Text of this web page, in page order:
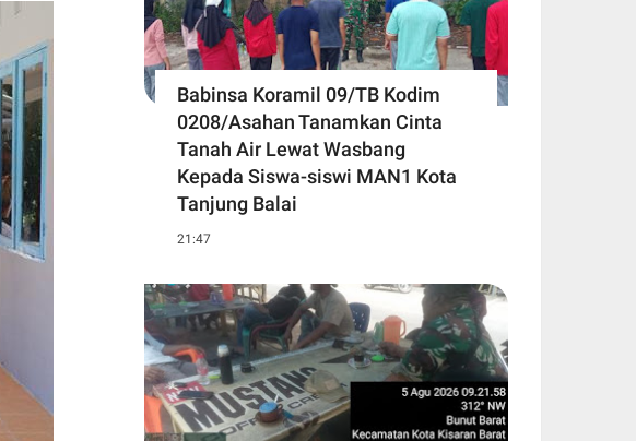
Babinsa Koramil 09/TB Kodim
0208/Asahan Tanamkan Cinta
Tanah Air Lewat Wasbang
Kepada Siswa-siswi MAN1 Kota
Tanjung Balai
21:47